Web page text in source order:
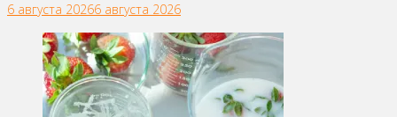
6 августа 20266 августа 2026